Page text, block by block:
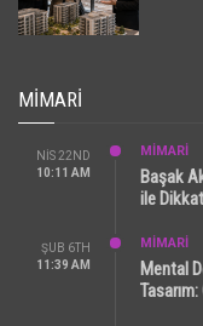
MIMARI
NIS 22ND
10:11 AM
MİMARİ
Başak
ile
ŞUB 6TH
11:39 AM
MİMARİ
Mental